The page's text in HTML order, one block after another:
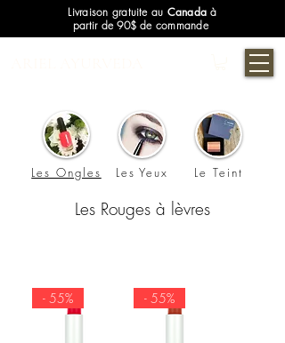
Livraison gratuite au Canada à
partir de 90$ de commande
Les Ongles Le Teint
Les Yeux
Les Rouges à lèvres
- 55% - 55%